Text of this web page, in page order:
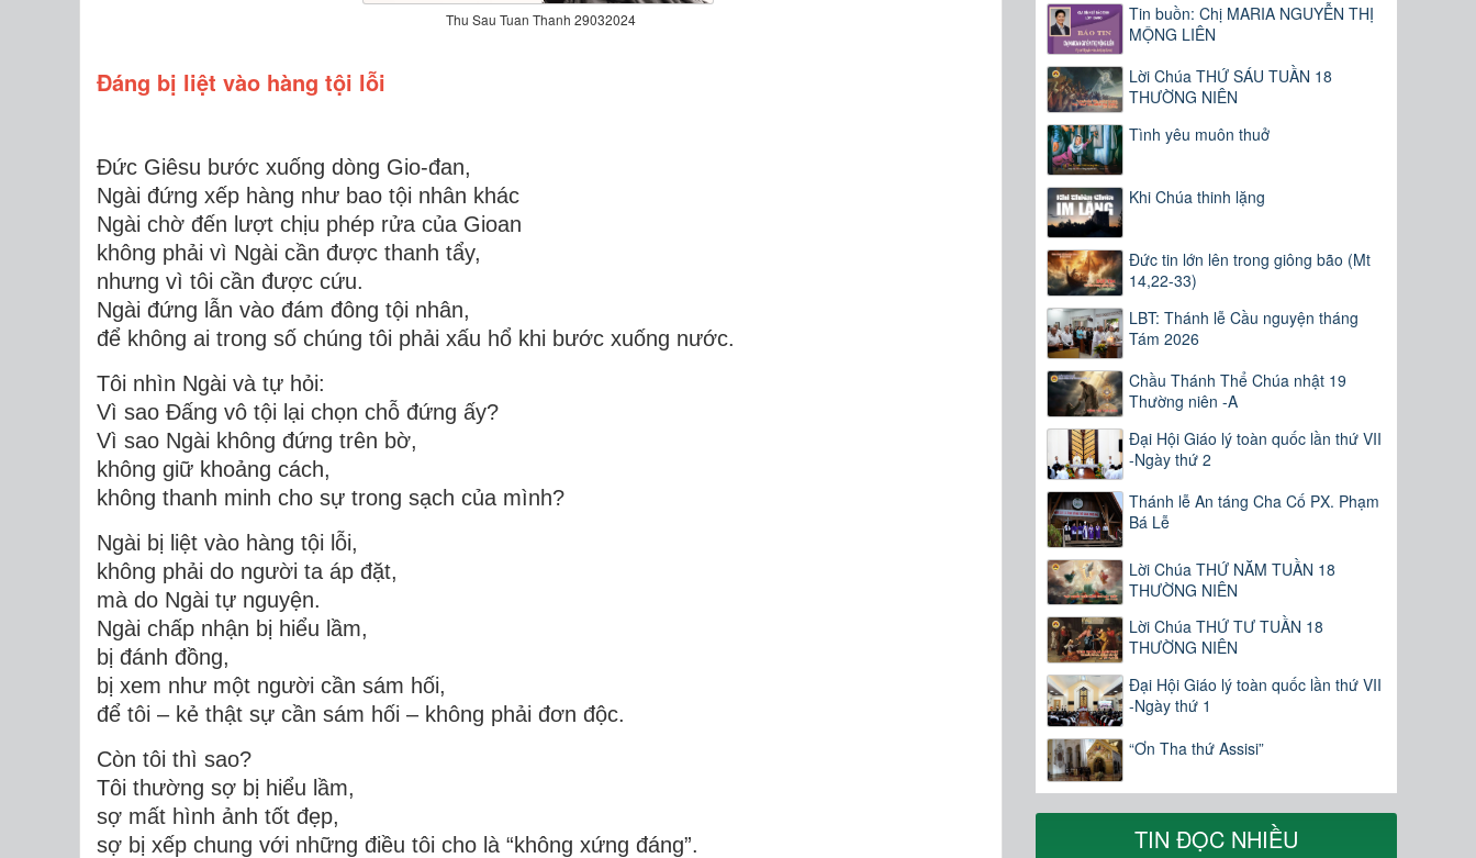
Thu Sau Tuan Thanh 29032024
Đáng bị liệt vào hàng tội lỗi
Đức Giêsu bước xuống dòng Gio-đan,
Ngài đứng xếp hàng như bao tội nhân khác
Ngài chờ đến lượt chịu phép rửa của Gioan
không phải vì Ngài cần được thanh tẩy,
nhưng vì tôi cần được cứu.
Ngài đứng lẫn vào đám đông tội nhân,
để không ai trong số chúng tôi phải xấu hổ khi bước xuống nước.
Tôi nhìn Ngài và tự hỏi:
Vì sao Đấng vô tội lại chọn chỗ đứng ấy?
Vì sao Ngài không đứng trên bờ,
không giữ khoảng cách,
không thanh minh cho sự trong sạch của mình?
Ngài bị liệt vào hàng tội lỗi,
không phải do người ta áp đặt,
mà do Ngài tự nguyện.
Ngài chấp nhận bị hiểu lầm,
bị đánh đồng,
bị xem như một người cần sám hối,
để tôi – kẻ thật sự cần sám hối – không phải đơn độc.
Còn tôi thì sao?
Tôi thường sợ bị hiểu lầm,
sợ mất hình ảnh tốt đẹp,
sợ bị xếp chung với những điều tôi cho là “không xứng đáng”.
Tin buồn: Chị MARIA NGUYỄN THỊ
MỘNG LIÊN
Lời Chúa THỨ SÁU TUẦN 18
THƯỜNG NIÊN
Tình yêu muôn thuở
Khi Chúa thinh lặng
Đức tin lớn lên trong giông bão (Mt
14,22-33)
LBT: Thánh lễ Cầu nguyện tháng
Tám 2026
Chầu Thánh Thể Chúa nhật 19
Thường niên -A
Đại Hội Giáo lý toàn quốc lần thứ VII
-Ngày thứ 2
Thánh lễ An táng Cha Cố PX. Phạm
Bá Lễ
Lời Chúa THỨ NĂM TUẦN 18
THƯỜNG NIÊN
Lời Chúa THỨ TƯ TUẦN 18
THƯỜNG NIÊN
Đại Hội Giáo lý toàn quốc lần thứ VII
-Ngày thứ 1
“Ơn Tha thứ Assisi”
TIN ĐỌC NHIỀU